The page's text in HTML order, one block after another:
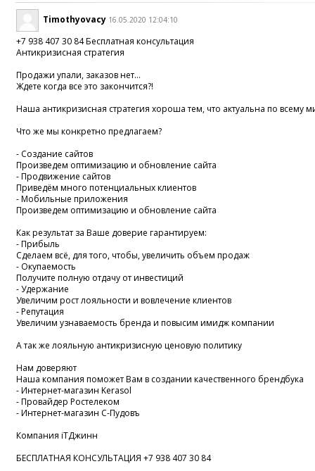
Timothyovacy 16.05.2020 12:04:10
+7 938 407 30 84 Бесплатная консультация
Антикризисная стратегия
Продажи упали, заказов нет...
Ждете когда все это закончится?!
Наша антикризисная стратегия хороша тем, что актуальна по
Что же мы конкретно предлагаем?
- Создание сайтов
Произведем оптимизацию и обновление сайта
- Продвижение сайтов
Приведём много потенциальных клиентов
- Мобильные приложения
Произведем оптимизацию и обновление сайта
Как результат за Ваше доверие гарантируем:
- Прибыль
Сделаем всё, для того, чтобы, увеличить объем продаж
- Окупаемость
Получите полную отдачу от инвестиций
- Удержание
Увеличим рост лояльности и вовлечение клиентов
- Репутация
Увеличим узнаваемость бренда и повысим имидж компании
А так же лояльную антикризисную ценовую политику
Нам доверяют
Наша компания поможет Вам в создании качественного брендбука
- Интернет-магазин Kerasol
- Провайдер Ростелеком
- Интернет-магазин С-Пудовъ
Компания iTДжинн
БЕСПЛАТНАЯ КОНСУЛЬТАЦИЯ +7 938 407 30 84